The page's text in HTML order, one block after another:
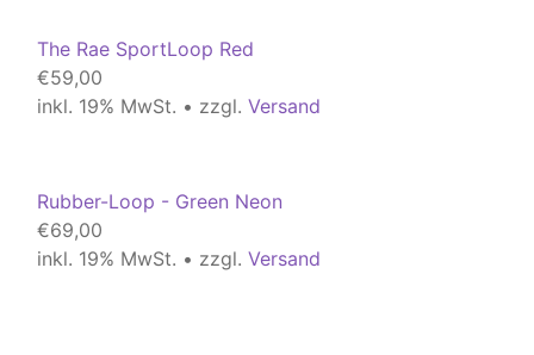
The Rae SportLoop Red
€59,00
inkl. 19% MwSt. • zzgl. Versand
Rubber-Loop - Green Neon
€69,00
inkl. 19% MwSt. • zzgl. Versand